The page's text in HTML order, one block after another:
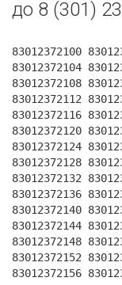
до 8 (301)
83012372100
83012372104
83012372108
83012372112
83012372116
83012372120
83012372124
83012372128
83012372132
83012372136
83012372140
83012372144
83012372148
83012372152
83012372156